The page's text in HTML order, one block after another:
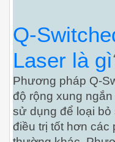
Q-
Laser là gì
Phương pháp Q-
độ rộng xung
sử dụng để loại bỏ
điều trị tốt hơn các